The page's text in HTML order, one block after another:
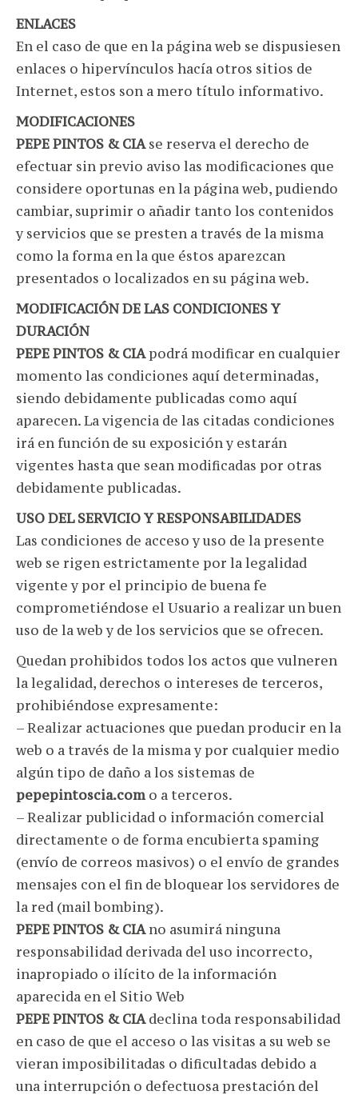
ENLACES
En el caso de que en la página web se dispusiesen
enlaces o hipervínculos hacía otros sitios de
Internet, estos son a mero título informativo.
MODIFICACIONES
PEPE PINTOS & CIAse reserva el derecho de
efectuar sin previo aviso las modificaciones que
considere oportunas en la página web, pudiendo
cambiar, suprimir o añadir tanto los contenidos
y servicios que se presten a través de la misma
como la forma en la que éstos aparezcan
presentados o localizados en su página web.
MODIFICACIÓN DE LAS CONDICIONES Y
DURACIÓN
PEPE PINTOS & CIApodrá modificar en cualquier
momento las condiciones aquí determinadas,
siendo debidamente publicadas como aquí
aparecen. La vigencia de las citadas condiciones
irá en función de su exposición y estarán
vigentes hasta que sean modificadas por otras
debidamente publicadas.
USO DEL SERVICIO Y RESPONSABILIDADES
Las condiciones de acceso y uso de la presente
web se rigen estrictamente por la legalidad
vigente y por el principio de buena fe
comprometiéndose el Usuario a realizar un buen
uso de la web y de los servicios que se ofrecen.
Quedan prohibidos todos los actos que vulneren
la legalidad, derechos o intereses de terceros,
prohibiéndose expresamente:
– Realizar actuaciones que puedan producir en la
web o a través de la misma y por cualquier medio
algún tipo de daño a los sistemas de
pepepintoscia.com o a terceros.
– Realizar publicidad o información comercial
directamente o de forma encubierta spaming
(envío de correos masivos) o el envío de grandes
mensajes con el fin de bloquear los servidores de
la red (mail bombing).
PEPE PINTOS & CIAno asumirá ninguna
responsabilidad derivada del uso incorrecto,
inapropiado o ilícito de la información
aparecida en el Sitio Web
PEPE PINTOS & CIAdeclina toda responsabilidad
en caso de que el acceso o las visitas a su web se
vieran imposibilitadas o dificultadas debido a
una interrupción o defectuosa prestación del